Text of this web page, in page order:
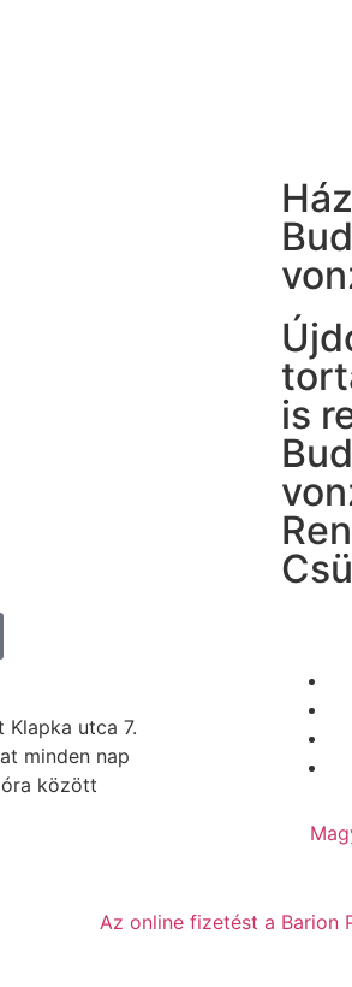
is
Klapka utca 7.
minden nap
között
Az online fizetést a Barion